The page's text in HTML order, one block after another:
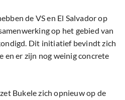
de VS en El Salvador op
op het gebied van
Dit initiatief bevindt zich
en er zijn nog weinig concrete
Bukele zich opnieuw op de